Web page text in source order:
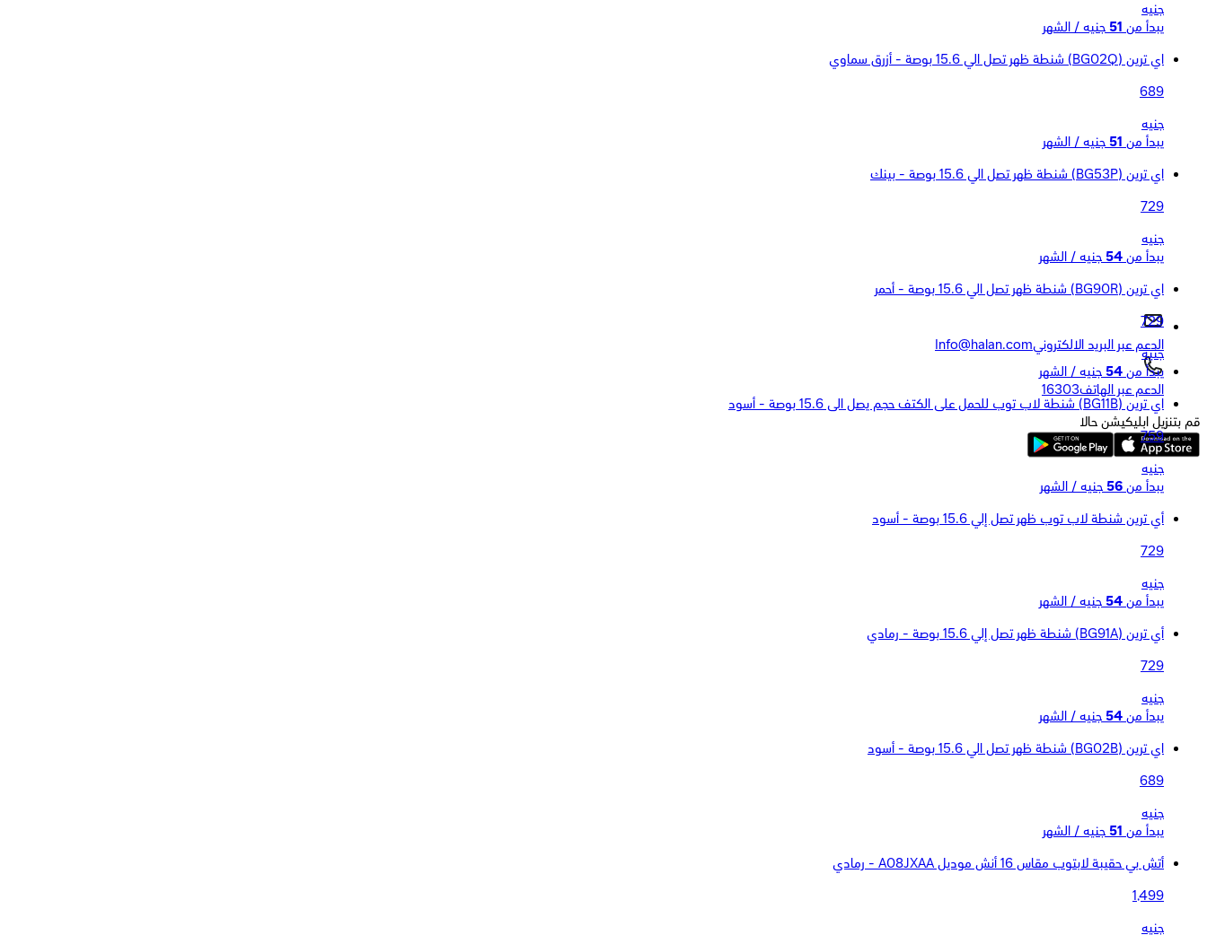
جنيه
يبدأ من 51 جنيه / الشهر
اي ترين (BG02Q) شنطة ظهر تصل الي 15.6 بوصة - أزرق سماوي
689
جنيه
يبدأ من 51 جنيه / الشهر
اي ترين (BG53P) شنطة ظهر تصل الي 15.6 بوصة - بينك
729
جنيه
يبدأ من 54 جنيه / الشهر
اي ترين (BG90R) شنطة ظهر تصل الي 15.6 بوصة - أحمر
729
جنيه
يبدأ من 54 جنيه / الشهر
اي ترين (BG11B) شنطة لاب توب للحمل على الكتف حجم يصل الى 15.6 بوصة - أسود
759
جنيه
يبدأ من 56 جنيه / الشهر
أي ترين شنطة لاب توب ظهر تصل إلي 15.6 بوصة - أسود
729
جنيه
يبدأ من 54 جنيه / الشهر
أي ترين (BG91A) شنطة ظهر تصل إلي 15.6 بوصة - رمادي
729
جنيه
يبدأ من 54 جنيه / الشهر
اي ترين (BG02B) شنطة ظهر تصل الي 15.6 بوصة - أسود
689
جنيه
يبدأ من 51 جنيه / الشهر
أتش بي حقيبة لابتوب مقاس 16 أنش موديل A08JXAA - رمادي
1,499
جنيه
الدعم عبر البريد الالكترونيInfo@halan.com
الدعم عبر الهاتف16303
قم بتنزيل ابليكيشن حالا